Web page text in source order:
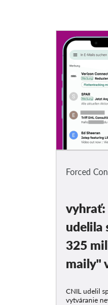
Forced
vyhrať:
udelila
325
maily"
CNIL udelil
vytváranie